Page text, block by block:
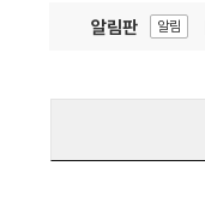
알림판 알림